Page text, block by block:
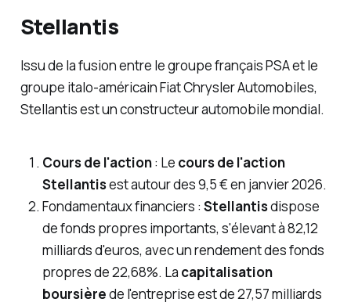
Stellantis
Issu de la fusion entre le groupe français PSA et le
groupe italo-américain Fiat Chrysler Automobiles,
Stellantis est un constructeur automobile mondial.
Cours de l'action: Le cours de l'action
Stellantisest autour des 9,5 € en janvier 2026.
Fondamentaux financiers : Stellantisdispose
de fonds propres importants, s'élevant à 82,12
milliards d'euros, avec un rendement des fonds
propres de 22,68%. La capitalisation
boursièrede l'entreprise est de 27,57 milliards